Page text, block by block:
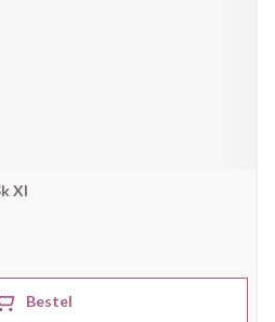
Xl
Bestel